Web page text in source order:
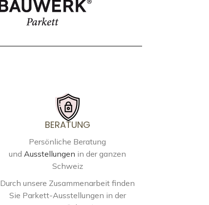
BERATUNG
Persönliche Beratung
undAusstellungen in der ganzen
Schweiz
Durch unsere Zusammenarbeit finden
Sie Parkett-Ausstellungen in der